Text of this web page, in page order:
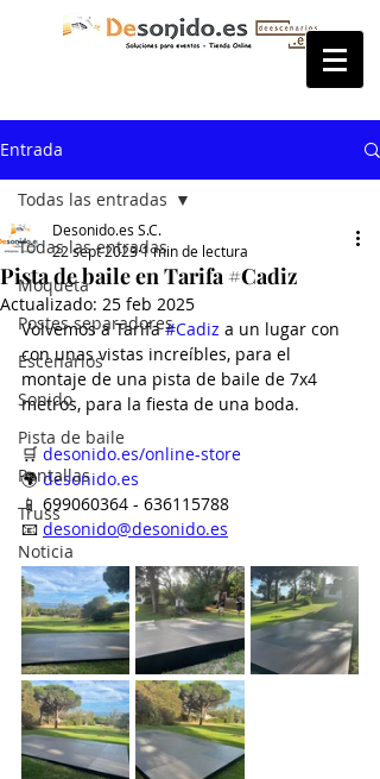
Entrada
Todas las entradas
Moqueta
Postes separadores
Escenarios
Sonido
Pista de baile
Pantallas
Truss
Noticia
Todas las entradas
Pista de baile en Tarifa #Cadiz
Desonido.es S.C.
22 sept 20231 min de lectura
Actualizado: 25 feb 2025
Volvemos a Tarifa #Cadiz a un lugar con
con unas vistas increíbles, para el
montaje de una pista de baile de 7x4
metros, para la fiesta de una boda.
🛒 desonido.es/online-store
🌍 desonido.es
📱 699060364 - 636115788
📧 desonido@desonido.es